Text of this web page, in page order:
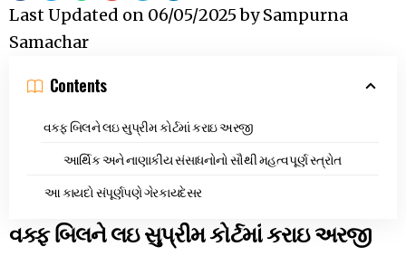
Last Updated on 06/05/2025bySampurna
Samachar
Contents
વક્ફ બિલને લઇ સુપ્રીમ કોર્ટમાં કરાઇ અરજી
આર્થિક અને નાણાકીય સંસાધનોનો સૌથી મહત્વપૂર્ણ સ્ત્રોત
આ કાયદો સંપૂર્ણપણે ગેરકાયદેસર
વક્ફ બિલને લઇ સુપ્રીમ કોર્ટમાં કરાઇ અરજી